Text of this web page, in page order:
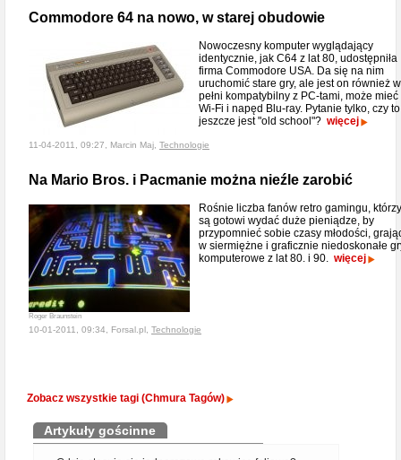
Commodore 64 na nowo, w starej obudowie
Nowoczesny komputer wyglądający
identycznie, jak C64 z lat 80, udostępniła
firma Commodore USA. Da się na nim
uruchomić stare gry, ale jest on również w
pełni kompatybilny z PC-tami, może mieć
Wi-Fi i napęd Blu-ray. Pytanie tylko, czy to
jeszcze jest "old school"? więcej
11-04-2011, 09:27, Marcin Maj, Technologie
Na Mario Bros. i Pacmanie można nieźle zarobić
Roger Braunstein
Rośnie liczba fanów retro gamingu, którzy
są gotowi wydać duże pieniądze, by
przypomnieć sobie czasy młodości,
w siermiężne i graficznie niedoskonałe
komputerowe z lat 80. i 90. więcej
10-01-2011, 09:34, Forsal.pl, Technologie
Zobacz wszystkie tagi (Chmura Tagów)
Artykuły gościnne